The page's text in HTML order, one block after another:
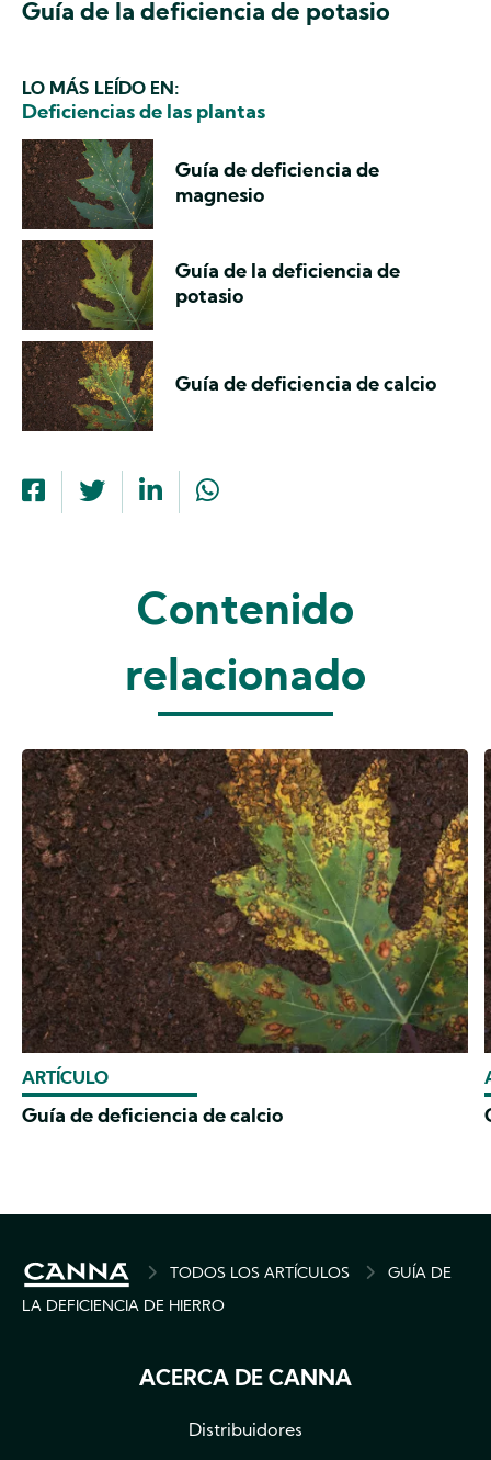
Guía de la deficiencia de potasio
LO MÁS LEÍDO EN:
Deficiencias de las plantas
Guía de deficiencia de
magnesio
Guía de la deficiencia de
potasio
Guía de deficiencia de calcio
Contenido
relacionado
ARTÍCULO
Guía de deficiencia de calcio
BREADCRUMBTODOS LOS ARTÍCULOS
GUÍA DE
LA DEFICIENCIA DE HIERRO
ACERCA DE CANNA
Distribuidores